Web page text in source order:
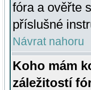
fóra a ověřte
příslušné
Návrat nahoru
Koho mám
záležitostí